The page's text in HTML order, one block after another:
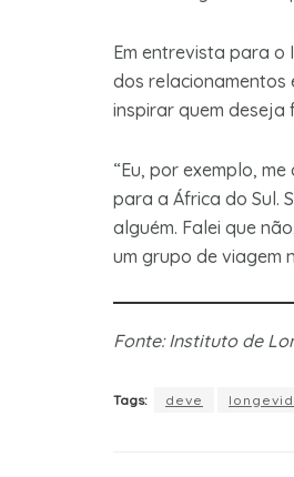
Em entrevista para o
dos relacionamentos
inspirar quem deseja
“Eu, por exemplo,
para a África do Sul.
alguém. Falei que
um grupo de viagem
Fonte: Instituto de
Tags: deve